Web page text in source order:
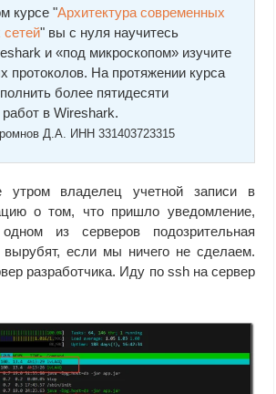
курсе "Архитектура современных
" вы с нуля научитесь
и «под микроскопом» изучите
протоколов. На протяжении курса
более пятидесяти
в Wireshark.
Д.А. ИНН 331403723315
утром владелец учетной записи в
о том, что пришло уведомление,
из серверов подозрительная
вырубят, если мы ничего не сделаем.
разработчика. Иду по ssh на сервер